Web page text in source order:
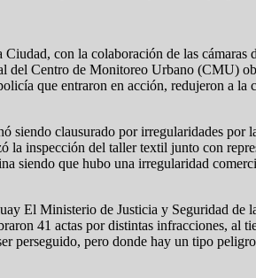
con la colaboración de las
Centro de Monitoreo Urbano (CMU)
que entraron en acción, redujeron a la
clausurado por irregularidades
inspección del taller textil junto con
siendo que hubo una irregularidad
El Ministerio de Justicia y Seguridad de
41 actas por distintas infracciones, al
perseguido, pero donde hay un tipo